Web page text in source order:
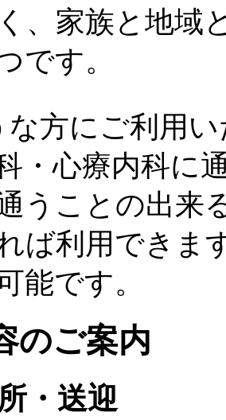
、家族と地域
です。
・送迎